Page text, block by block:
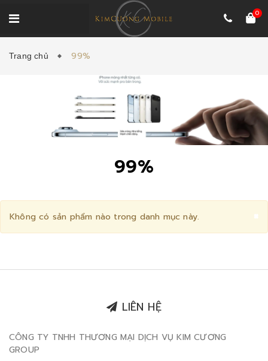
0
Trang chủ 99%
99%
×
Không có sản phẩm nào trong danh mục này.
LIÊN HỆ
CÔNG TY TNHH THƯƠNG MẠI DỊCH VỤ KIM CƯƠNG
GROUP